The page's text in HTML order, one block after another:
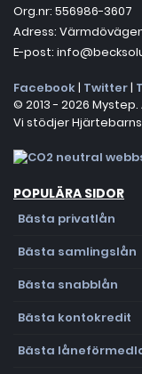
Org.nr: 556986-3607
Adress: Värmdövägen
E-post:
Facebook | Twitter|
© 2013 - 2026
Vi stödjer
POPULÄRA SIDOR
Bästa privatlån
Bästa samlingslån
Bästa snabblån
Bästa kontokredit
Bästa